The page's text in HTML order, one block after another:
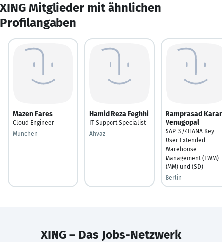
XING Mitglieder mit ähnlichen
Profilangaben
Mazen Fares
Cloud Engineer
München
Hamid Reza Feghhi
IT Support Specialist
Ahvaz
Ramprasad
Venugopal
SAP-S/4HANA Key
User Extended
Warehouse
Management (EWM)
(MM) und (SD)
Berlin
XING – Das Jobs-Netzwerk